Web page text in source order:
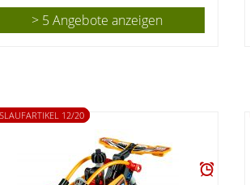
> 5 Angebote anzeigen
12/20